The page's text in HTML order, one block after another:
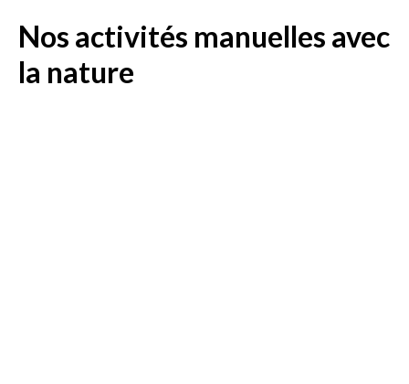
Nos activités manuelles avec
la nature